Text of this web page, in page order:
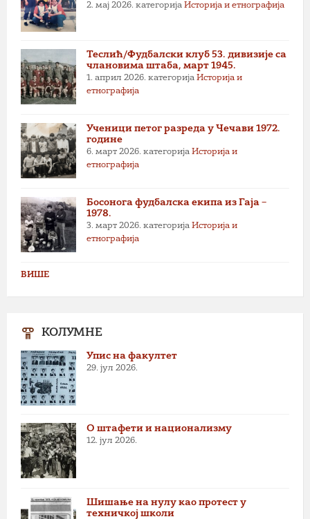
2. мај 2026. категорија Историја и етнографија
Теслић/Фудбалски клуб 53. дивизије са
члановима штаба, март 1945.
1. април 2026. категорија Историја и
етнографија
Ученици петог разреда у Чечави 1972.
године
6. март 2026. категорија Историја и
етнографија
Босонога фудбалска екипа из Гаја –
1978.
3. март 2026. категорија Историја и
етнографија
ВИШЕ
КОЛУМНЕ
Упис на факултет
29. јул 2026.
О штафети и национализму
12. јул 2026.
Шишање на нулу као протест у
техничкој школи